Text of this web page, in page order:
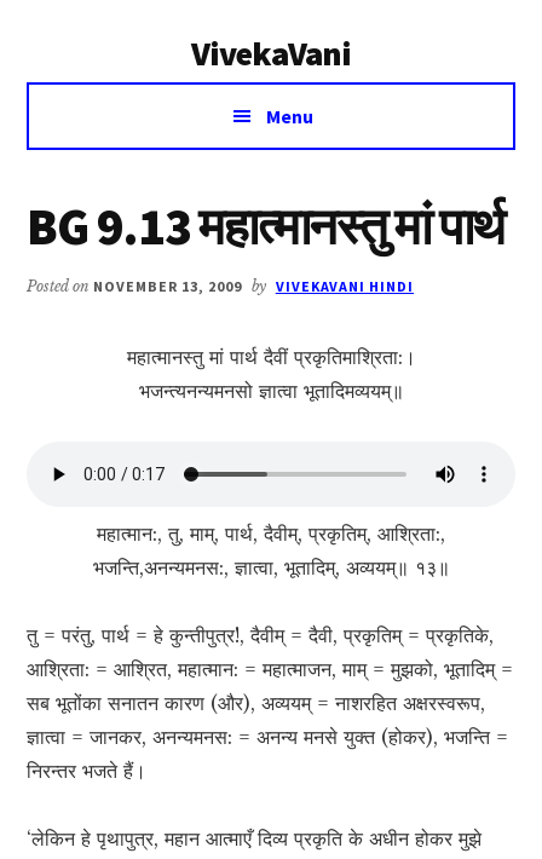
VivekaVani
Voice
Vivekananda
Menu
BG 9.13 महात्मानस्तु मां पार्थ
Posted on NOVEMBER 13, 2009 by VIVEKAVANI HINDI
महात्मानस्तु मां पार्थ दैवीं प्रकृतिमाश्रिता:।
भजन्त्यनन्यमनसो ज्ञात्वा भूतादिमव्ययम्॥
महात्मान:, तु, माम्, पार्थ, दैवीम्, प्रकृतिम्, आश्रिता:,
भजन्ति,अनन्यमनस:, ज्ञात्वा, भूतादिम्, अव्ययम्॥ १३॥
तु = परंतु, पार्थ = हे कुन्तीपुत्र!, दैवीम् = दैवी, प्रकृतिम् = प्रकृतिके,
आश्रिता: = आश्रित, महात्मान: = महात्माजन, माम् = मुझको, भूतादिम् =
सब भूतोंका सनातन कारण (और), अव्ययम् = नाशरहित अक्षरस्वरूप,
ज्ञात्वा = जानकर, अनन्यमनस: = अनन्य मनसे युक्त (होकर), भजन्ति =
निरन्तर भजते हैं।
‘लेकिन हे पृथापुत्र, महान आत्माएँ दिव्य प्रकृति के अधीन होकर मुझे